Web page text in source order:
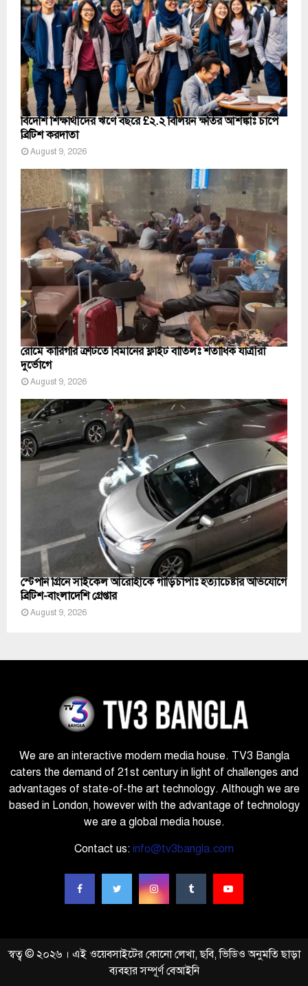
বিদেশি শিক্ষার্থীদের ঋণে বছরে £২.২ বিলিয়ন ক্ষতির আশঙ্কাঃ চাপে
ব্রিটিশ করদাতা
August 9, 2026
রোমে কারিগরি ত্রুটিতে বিমানের ফ্লাইট বাতিলঃ শতাধিক যাত্রীরা
দুর্ভোগে
August 9, 2026
স্টেপনি গ্রিনে সাইকেল আরোহীকে গাড়িচাপাঃ হত্যাচেষ্টার অভিযোগে
ব্রিটিশ-বাংলাদেশি গ্রেপ্তার
August 9, 2026
We are an interactive modern media house. TV3 Bangla
caters the demand of 21st century in light of challenges and
advantages of state-of-the art technology. Although we are
based in London, however with the advantage of technology
we are a global media house.
Contact us: info@tv3bangla.com
স্বত্ব © ২০২৬ । এই ওয়েবসাইটের কোনো লেখা, ছবি, ভিডিও অনুমতি ছাড়া
ব্যবহার সম্পূর্ণ বেআইনি